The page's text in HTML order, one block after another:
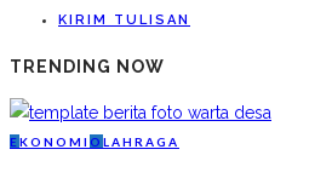
KIRIM TULISAN
TRENDING NOW
EKONOMI O LAHRAGA